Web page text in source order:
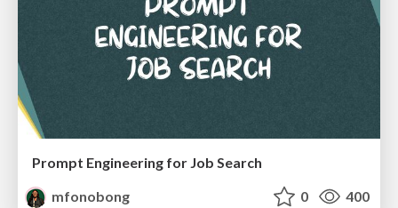
Prompt Engineering for Job Search
mfonobong
0 400